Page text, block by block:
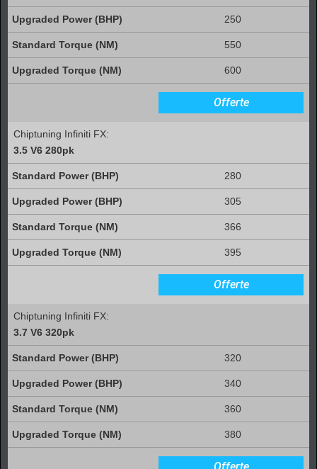
250
550
600
Offerte
Chiptuning Infiniti FX:
3.5 V6 280pk
280
305
366
395
Offerte
Chiptuning Infiniti FX:
3.7 V6 320pk
320
340
360
380